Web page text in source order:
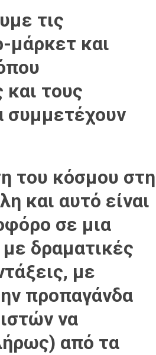
τις
μάρκετ και
τους
συμμετέχουν
του κόσμου στη
και αυτό είναι
σε μια
δραματικές
με
προπαγάνδα
να
από τα